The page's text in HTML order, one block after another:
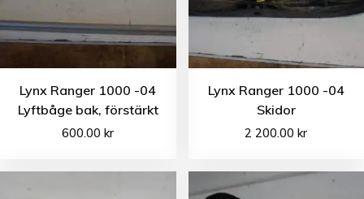
Lynx Ranger 1000 -04
Lyftbåge bak, förstärkt
600.00kr
Lynx Ranger 1000 -04
Skidor
2 200.00kr